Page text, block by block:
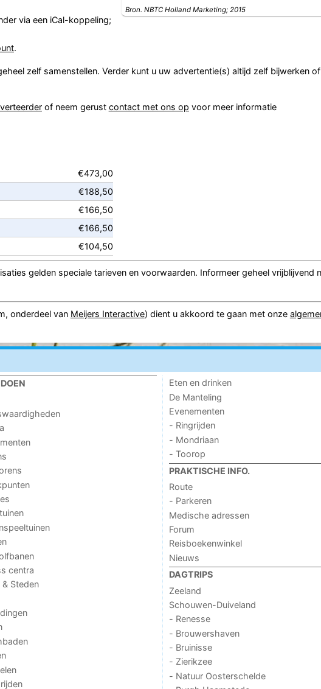
Bron. NBTC Holland Marketing; 2015
via een iCal-koppeling;
.
zelf samenstellen. Verder kunt u uw advertentie(s) altijd zelf bijwerken
of neem gerust contact met ons op voor meer informatie
€473,00
€188,50
€166,50
€166,50
€104,50
gelden speciale tarieven en voorwaarden. Informeer geheel vrijblijvend
onderdeel van Meijers Interactive) dient u akkoord te gaan met onze
centra
& Steden
Eten en drinken
De Manteling
Evenementen
- Ringrijden
- Mondriaan
- Toorop
PRAKTISCHE INFO.
Route
- Parkeren
Medische adressen
Forum
Reisboekenwinkel
Nieuws
DAGTRIPS
Zeeland
Schouwen-Duiveland
- Renesse
- Brouwershaven
- Bruinisse
- Zierikzee
- Natuur Oosterschelde